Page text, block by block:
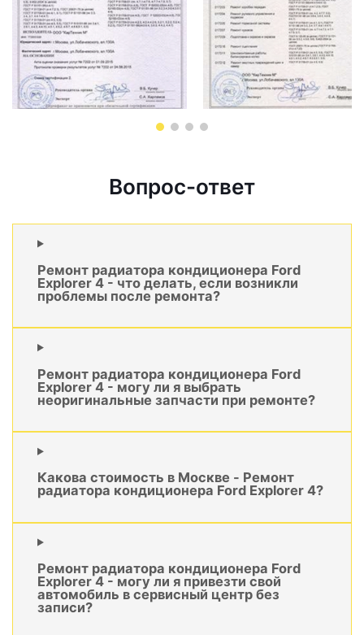
Вопрос-ответ
Ремонт радиатора кондиционера Ford
Explorer 4 - что делать, если возникли
проблемы после ремонта?
Ремонт радиатора кондиционера Ford
Explorer 4 - могу ли я выбрать
неоригинальные запчасти при ремонте?
Какова стоимость в Москве - Ремонт
радиатора кондиционера Ford Explorer 4?
Ремонт радиатора кондиционера Ford
Explorer 4 - могу ли я привезти свой
автомобиль в сервисный центр без
записи?